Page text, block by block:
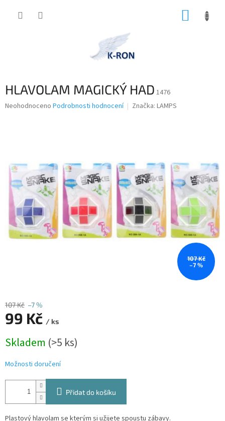
HLAVOLAM MAGICKÝ HAD 1476
Průměrné
hvězdiček.
Neohodnoceno Podrobnosti hodnocení Značka: LAMPS
107 Kč
–7 %
107 Kč –7 %
99 Kč / ks
cena:
Skladem (>5 ks)
Možnosti doručení
Přidat do košíku
Plastový hlavolam se kterým si užijete spoustu zábavy.